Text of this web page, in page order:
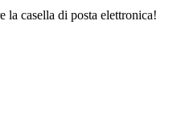
la casella di posta elettronica!